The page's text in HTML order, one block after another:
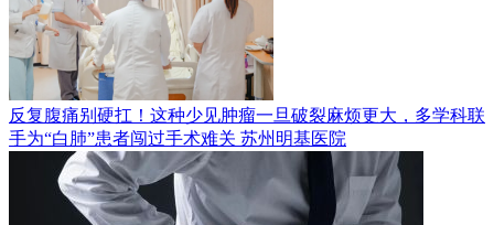
反复腹痛别硬扛！这种少见肿瘤一旦破裂麻烦更大，多学科联
手为“白肺”患者闯过手术难关 苏州明基医院